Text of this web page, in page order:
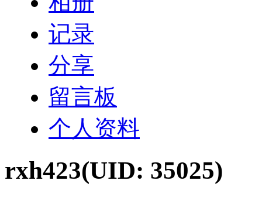
记录
分享
留言板
个人资料
rxh423(UID: 35025)